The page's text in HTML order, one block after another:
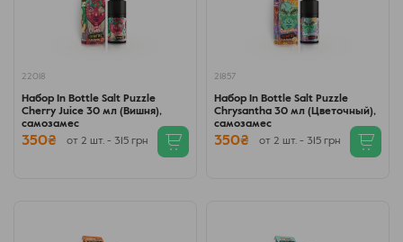
22018
Набор In Bottle Salt Puzzle
Cherry Juice 30 мл (Вишня),
самозамес
350₴ от 2 шт. - 315 грн
21857
Набор In Bottle Salt Puzzle
Chrysantha 30 мл (Цветочный),
самозамес
350₴ от 2 шт. - 315 грн